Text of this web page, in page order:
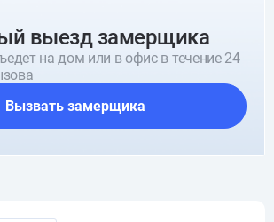
выезд замерщика
на дом или в офис в течение 24
Вызвать замерщика